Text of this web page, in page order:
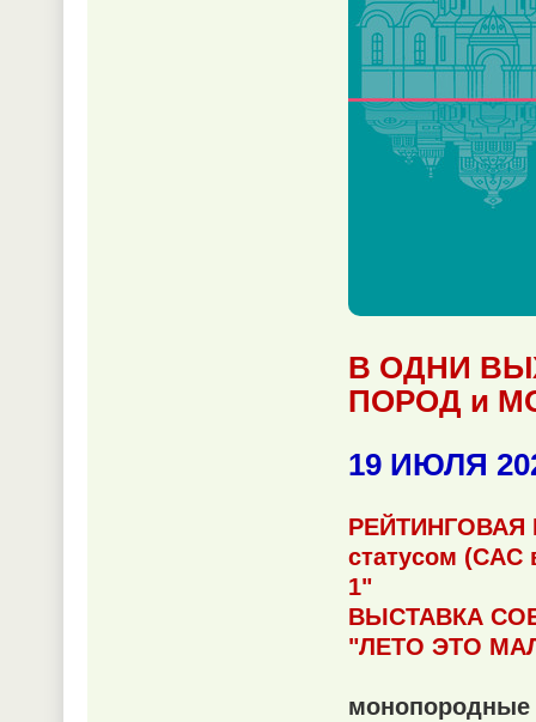
В ОДНИ
ПОРОД и
19 ИЮЛЯ
РЕЙТИНГОВАЯ
статусом (САС
1"
ВЫСТАВКА
"ЛЕТО ЭТО
монопородные